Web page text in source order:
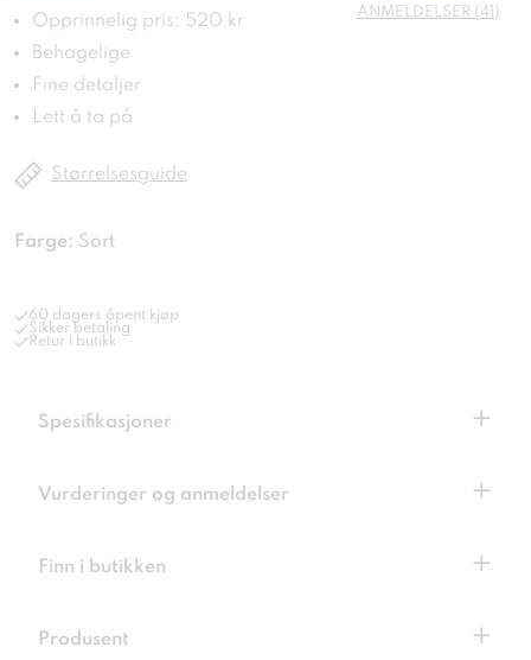
Opprinnelig pris: 520 kr
Behagelige
Fine detaljer
Lett å ta på
ANMELDELSER (41)
Størrelsesguide
Farge: Sort
60 dagers åpent kjøp
Sikker betaling
Retur i butikk
Spesifikasjoner +
Vurderinger og anmeldelser +
Finn i butikken +
Produsent +